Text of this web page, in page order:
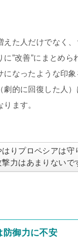
えた人だけでなく
”改善”にまとめら
になったような印象
劇的に回復した人）
ます。
はりプロペシアは守
撃力はあまりないで
防御力に不安